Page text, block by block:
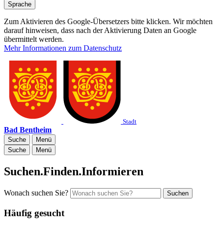
Sprache
Zum Aktivieren des Google-Übersetzers bitte klicken. Wir möchten
darauf hinweisen, dass nach der Aktivierung Daten an Google
übermittelt werden.
Mehr Informationen zum Datenschutz
Stadt
Bad Bentheim
Suche
Menü
Suche
Menü
Suchen.Finden.Informieren
Wonach suchen Sie? Suchen
Häufig gesucht